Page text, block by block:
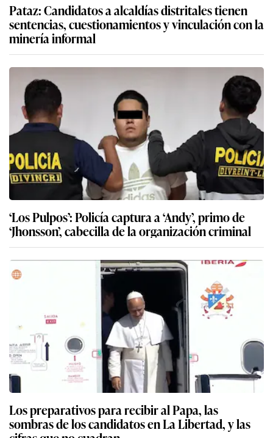
Pataz: Candidatos a alcaldías distritales tienen
sentencias, cuestionamientos y vinculación con la
minería informal
‘Los Pulpos’: Policía captura a ‘Andy’, primo de
‘Jhonsson’, cabecilla de la organización criminal
Los preparativos para recibir al Papa, las
sombras de los candidatos en La Libertad, y las